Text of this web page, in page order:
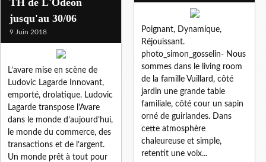
Poignant, Dynamique,
Réjouissant.
photo_simon_gosselin- Nous
sommes dans le living room
de la famille Vuillard, côté
jardin une grande table
familiale, côté cour un sapin
orné de guirlandes. Dans
cette atmosphère
chaleureuse et simple,
retentit une voix...
jusqu'au 30/06
9 Juin 2018
L’avare mise en scène de
Ludovic Lagarde Innovant,
emporté, drolatique. Ludovic
Lagarde transpose l’Avare
dans le monde d’aujourd’hui,
le monde du commerce, des
transactions et de l’argent.
Un monde prêt à tout pour